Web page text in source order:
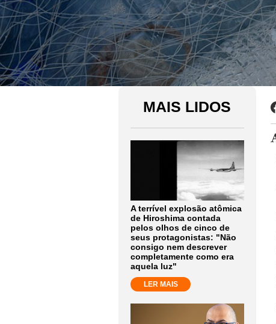
MAIS LIDOS
A terrível explosão atômica
de Hiroshima contada
pelos olhos de cinco de
seus protagonistas: "Não
consigo nem descrever
completamente como era
aquela luz"
LER MAIS